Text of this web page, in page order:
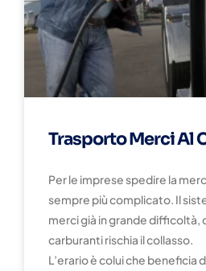
Trasporto Merci Al
Per le imprese spedire la
sempre più complicato. Il
merci già in grande difficoltà,
carburanti rischia il collasso.
L’erario è colui che beneficia